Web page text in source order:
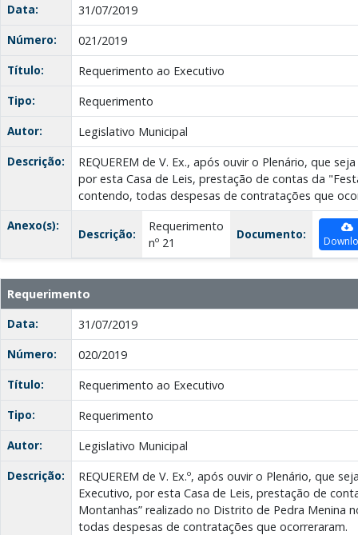
Data:
31/07/2019
Número:
021/2019
Título:
Requerimento ao Executivo
Tipo:
Requerimento
Autor:
Legislativo Municipal
Descrição:
REQUEREM de V. Ex., após ouvir o Plenário, que
por esta Casa de Leis, prestação de contas da
contendo, todas despesas de contratações que
Anexo(s):
Descrição:
Requerimento
nº 21
Documento:
Requerimento
Data:
31/07/2019
Número:
020/2019
Título:
Requerimento ao Executivo
Tipo:
Requerimento
Autor:
Legislativo Municipal
Descrição:
REQUEREM de V. Ex.º, após ouvir o Plenário, que
Executivo, por esta Casa de Leis, prestação de
Montanhas” realizado no Distrito de Pedra Menina
todas despesas de contratações que ocorreraram.